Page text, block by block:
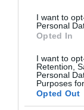
I want to
Personal
Opted In
I want to
Retention,
Personal
Purposes
Opted Out
Αύγουστος
LIVE: Η